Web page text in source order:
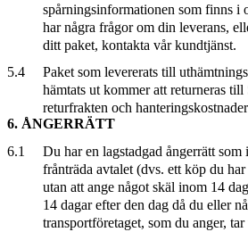
spårningsinformationen som finns i
har några frågor om din leverans,
ditt paket, kontakta vår kundtjänst.
5.4
Paket som levererats till
hämtats ut kommer att returneras till
returfrakten och
6. ÅNGERRÄTT
6.1
Du har en lagstadgad ångerrätt som
frånträda avtalet (dvs. ett köp du
utan att ange något skäl inom 14
14 dagar efter den dag då du eller
transportföretaget, som du anger,